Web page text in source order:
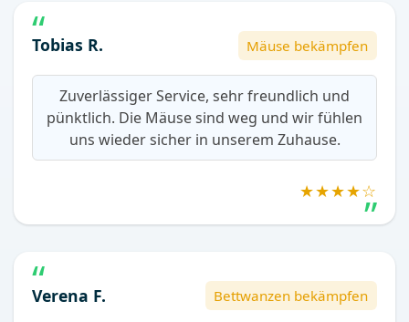
Tobias R. Mäuse bekämpfen
Zuverlässiger Service, sehr freundlich und
pünktlich. Die Mäuse sind weg und wir fühlen
uns wieder sicher in unserem Zuhause.
★★★★☆
Verena F. Bettwanzen bekämpfen